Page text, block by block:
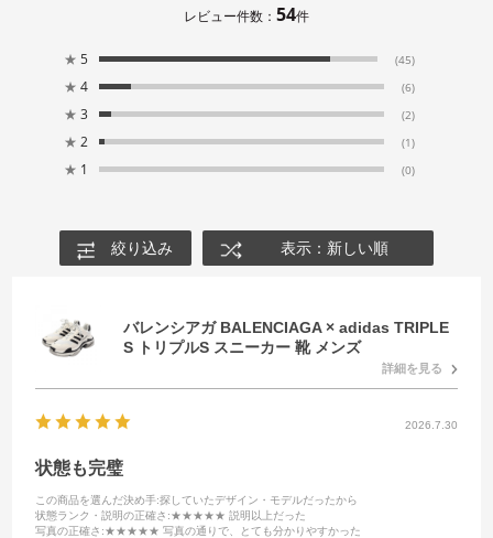
レビュー件数： 54件
★ 5 (45)
★ 4 (6)
★ 3 (2)
★ 2 (1)
★ 1 (0)
絞り込み 表示：新しい順
バレンシアガ BALENCIAGA × adidas TRIPLE
S トリプルS スニーカー 靴 メンズ
詳細を見る
2026.7.30
状態も完璧
この商品を選んだ決め手:探していたデザイン・モデルだったから
状態ランク・説明の正確さ :★★★★★ 説明以上だった
写真の正確さ :★★★★★ 写真の通りで、とても分かりやすかった